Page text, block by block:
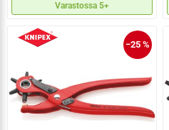
Varastossa 5+
−25 %